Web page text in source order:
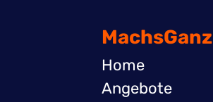
MachsGanz
Home
Angebote